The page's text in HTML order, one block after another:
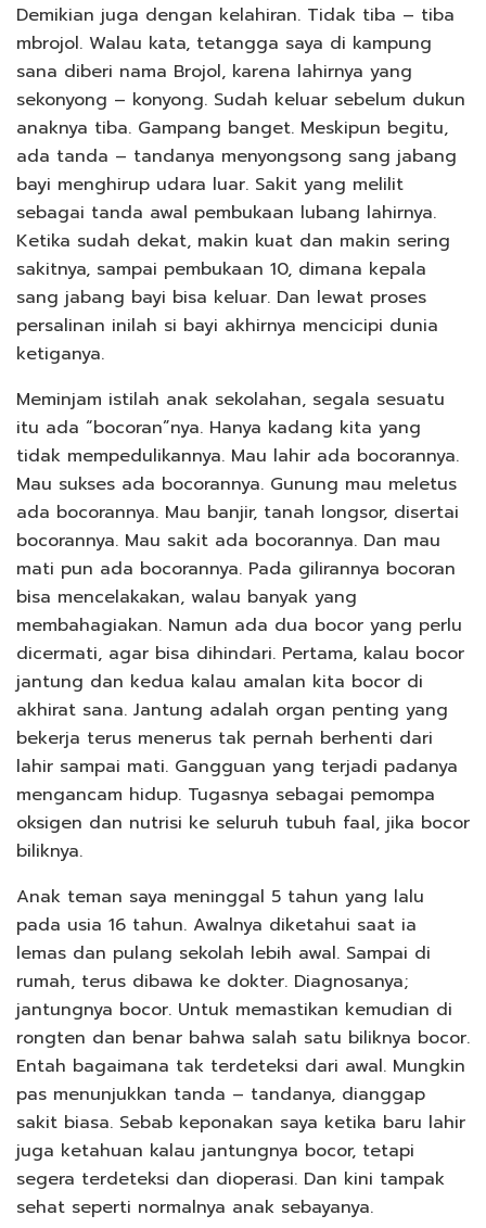
Demikian juga dengan kelahiran. Tidak tiba – tiba
mbrojol. Walau kata, tetangga saya di kampung
sana diberi nama Brojol, karena lahirnya yang
sekonyong – konyong. Sudah keluar sebelum dukun
anaknya tiba. Gampang banget. Meskipun begitu,
ada tanda – tandanya menyongsong sang jabang
bayi menghirup udara luar. Sakit yang melilit
sebagai tanda awal pembukaan lubang lahirnya.
Ketika sudah dekat, makin kuat dan makin sering
sakitnya, sampai pembukaan 10, dimana kepala
sang jabang bayi bisa keluar. Dan lewat proses
persalinan inilah si bayi akhirnya mencicipi dunia
ketiganya.
Meminjam istilah anak sekolahan, segala sesuatu
itu ada “bocoran”nya. Hanya kadang kita yang
tidak mempedulikannya. Mau lahir ada bocorannya.
Mau sukses ada bocorannya. Gunung mau meletus
ada bocorannya. Mau banjir, tanah longsor, disertai
bocorannya. Mau sakit ada bocorannya. Dan mau
mati pun ada bocorannya. Pada gilirannya bocoran
bisa mencelakakan, walau banyak yang
membahagiakan. Namun ada dua bocor yang perlu
dicermati, agar bisa dihindari. Pertama, kalau bocor
jantung dan kedua kalau amalan kita bocor di
akhirat sana. Jantung adalah organ penting yang
bekerja terus menerus tak pernah berhenti dari
lahir sampai mati. Gangguan yang terjadi padanya
mengancam hidup. Tugasnya sebagai pemompa
oksigen dan nutrisi ke seluruh tubuh faal, jika bocor
biliknya.
Anak teman saya meninggal 5 tahun yang lalu
pada usia 16 tahun. Awalnya diketahui saat ia
lemas dan pulang sekolah lebih awal. Sampai di
rumah, terus dibawa ke dokter. Diagnosanya;
jantungnya bocor. Untuk memastikan kemudian di
rongten dan benar bahwa salah satu biliknya bocor.
Entah bagaimana tak terdeteksi dari awal. Mungkin
pas menunjukkan tanda – tandanya, dianggap
sakit biasa. Sebab keponakan saya ketika baru lahir
juga ketahuan kalau jantungnya bocor, tetapi
segera terdeteksi dan dioperasi. Dan kini tampak
sehat seperti normalnya anak sebayanya.